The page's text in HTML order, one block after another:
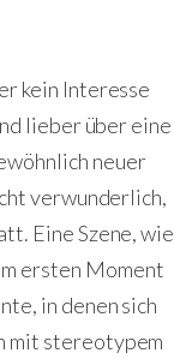
kein Interesse
lieber über eine
neuer
verwunderlich,
Eine Szene, wie
ersten Moment
in denen sich
mit stereotypem